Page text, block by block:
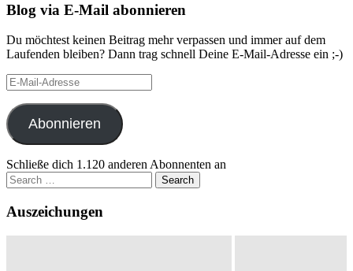
Blog via E-Mail abonnieren
Du möchtest keinen Beitrag mehr verpassen und immer auf dem
Laufenden bleiben? Dann trag schnell Deine E-Mail-Adresse ein ;-)
E-
Mail-
Adresse
Abonnieren
Schließe dich 1.120 anderen Abonnenten an
Search
for:
Auszeichungen